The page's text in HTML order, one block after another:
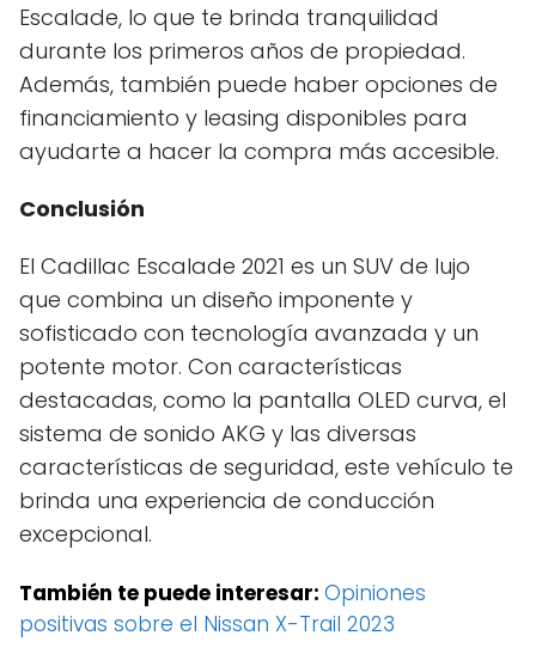
Escalade, lo que te brinda tranquilidad
durante los primeros años de propiedad.
Además, también puede haber opciones de
financiamiento y leasing disponibles para
ayudarte a hacer la compra más accesible.
Conclusión
El Cadillac Escalade 2021 es un SUV de lujo
que combina un diseño imponente y
sofisticado con tecnología avanzada y un
potente motor. Con características
destacadas, como la pantalla OLED curva, el
sistema de sonido AKG y las diversas
características de seguridad, este vehículo te
brinda una experiencia de conducción
excepcional.
También te puede interesar: Opiniones
positivas sobre el Nissan X-Trail 2023